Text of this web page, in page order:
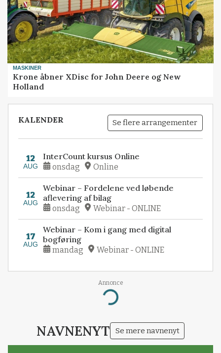
MASKINER
Krone åbner XDisc for John Deere og New
Holland
KALENDER Se flere arrangementer
12
AUG
InterCount kursus Online
onsdag Online
12
AUG
Webinar – Fordelene ved løbende
aflevering af bilag
onsdag Webinar - ONLINE
17
AUG
Webinar – Kom i gang med digital
bogføring
mandag Webinar - ONLINE
Annonce
Loading...
NAVNENYT Se mere navnenyt